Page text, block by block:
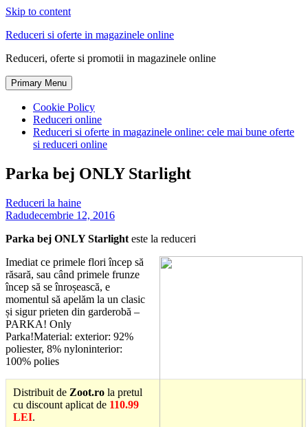
Skip to content
Reduceri si oferte in magazinele online
Reduceri, oferte si promotii in magazinele online
Primary Menu
Cookie Policy
Reduceri online
Reduceri si oferte in magazinele online: cele mai bune oferte
si reduceri online
Parka bej ONLY Starlight
Reduceri la haine
Radudecembrie 12, 2016
Parka bej ONLY Starlight este la reduceri
Imediat ce primele flori încep să
răsară, sau când primele frunze
încep să se înroșească, e
momentul să apelăm la un clasic
și sigur prieten din garderobă –
PARKA! Only
Parka!Material: exterior: 92%
poliester, 8% nyloninterior:
100% polies
Distribuit de Zoot.ro la pretul
cu discount aplicat de 110.99
LEI.